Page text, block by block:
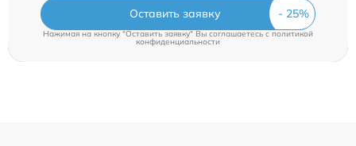
Оставить заявку
Нажимая на кнопку "Оставить заявку" Вы соглашаетесь cполитикой
конфиденциальности